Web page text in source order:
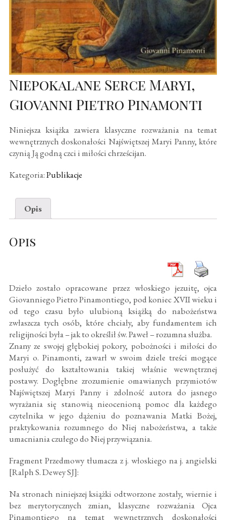
Niepokalane Serce Maryi,
Giovanni Pietro Pinamonti
Niniejsza książka zawiera klasyczne rozważania na temat
wewnętrznych doskonałości Najświętszej Maryi Panny, które
czynią Ją godną czci i miłości chrześcijan.
Kategoria:Publikacje
Opis
Opis
Dzieło zostało opracowane przez włoskiego jezuitę, ojca
Giovanniego Pietro Pinamontiego, pod koniec XVII wieku i
od tego czasu było ulubioną książką do nabożeństwa
zwłaszcza tych osób, które chciały, aby fundamentem ich
religijności była – jak to określił św. Paweł – rozumna służba.
Znany ze swojej głębokiej pokory, pobożności i miłości do
Maryi o. Pinamonti, zawarł w swoim dziele treści mogące
posłużyć do kształtowania takiej właśnie wewnętrznej
postawy. Dogłębne zrozumienie omawianych przymiotów
Najświętszej Maryi Panny i zdolność autora do jasnego
wyrażania się stanowią nieocenioną pomoc dla każdego
czytelnika w jego dążeniu do poznawania Matki Bożej,
praktykowania rozumnego do Niej nabożeństwa, a także
umacniania czułego do Niej przywiązania.
Fragment Przedmowy tłumacza z j. włoskiego na j. angielski
[Ralph S. Dewey SJ]:
Na stronach niniejszej książki odtworzone zostały, wiernie i
bez merytorycznych zmian, klasyczne rozważania Ojca
Pinamontiego na temat wewnętrznych doskonałości